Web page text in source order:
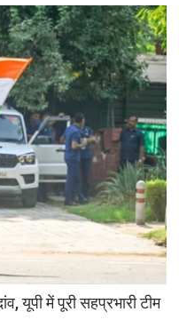
बढ़ी
किरकिरी!
मध्यस्थ
देशों
की
सूची
से
नाम
गायब,
इस्लामाबाद
दी
यूपी में पूरी सहप्रभारी टीम